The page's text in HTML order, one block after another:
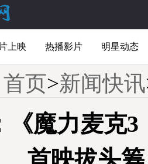
上映 热播影片 明星动态
首页>新闻快讯
《魔力麦克3